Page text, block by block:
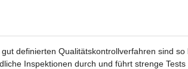
definierten Qualitätskontrollverfahren sind
Inspektionen durch und führt strenge Tests